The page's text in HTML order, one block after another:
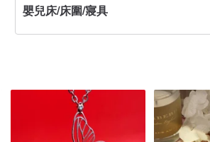
嬰兒床/床圍/寢具